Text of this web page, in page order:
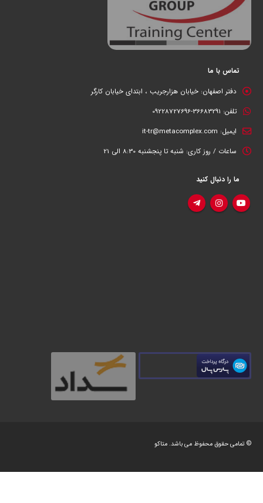
تماس با ما
دفتر اصفهان: خیابان هزارجریب ، ابتدای خیابان کارگر
تلفن: 36683291-09228727696
ایمیل: it-tr@metacomplex.com
ساعات / روز کاری: شنبه تا پنجشنبه 8:30 الی 21
ما را دنبال کنید
© تمامی حقوق محفوظ می باشد. متاکو